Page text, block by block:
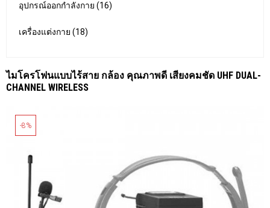
อุปกรณ์ออกกำลังกาย (16)
เครื่องแต่งกาย (18)
ไมโครโฟนแบบไร้สาย กล้อง คุณภาพดี เสียงคมชัด UHF DUAL-
CHANNEL WIRELESS
-8%